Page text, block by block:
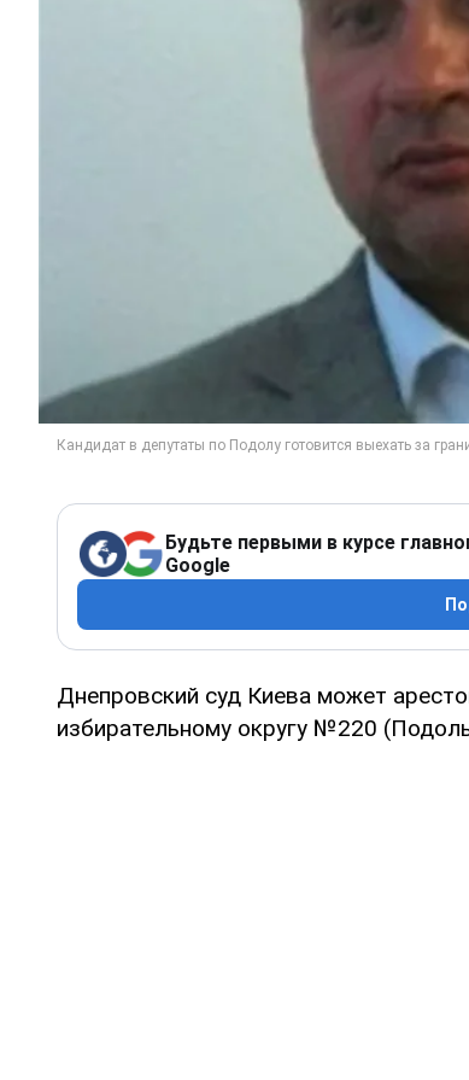
Будьте первыми в курсе
Google
Днепровский суд Киева может
избирательному округу №220